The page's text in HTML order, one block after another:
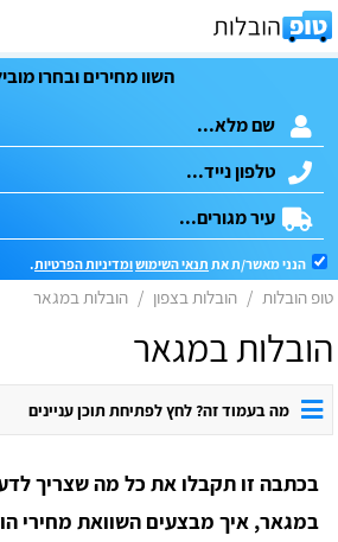
השוו מחירים ובחרו
הנני מאשר/ת את תנאי השימושומדיניות הפרטיות.
טופ הובלות הובלות בצפון הובלות במגאר
הובלות במגאר
מה בעמוד זה? לחץ לפתיחת תוכן עניינים
בכתבה זו תקבלו את כל מה שצריך
במגאר, איך מבצעים השוואת מחירי